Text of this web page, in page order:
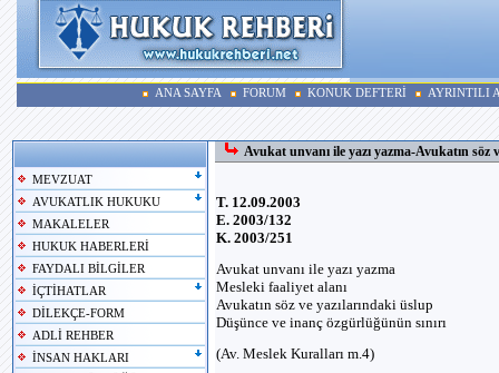
ANA SAYFA FORUM KONUK DEFTERİ AYRINTILI
MEVZUAT
AVUKATLIK HUKUKU
MAKALELER
HUKUK HABERLERİ
FAYDALI BİLGİLER
İÇTİHATLAR
DİLEKÇE-FORM
ADLİ REHBER
İNSAN HAKLARI
Avukat unvanı ile yazı yazma-Avukatın söz
T. 12.09.2003
E. 2003/132
K. 2003/251
Avukat unvanı ile yazı yazma
Mesleki faaliyet alanı
Avukatın söz ve yazılarındaki üslup
Düşünce ve inanç özgürlüğünün sınırı
(Av. Meslek Kuralları m.4)